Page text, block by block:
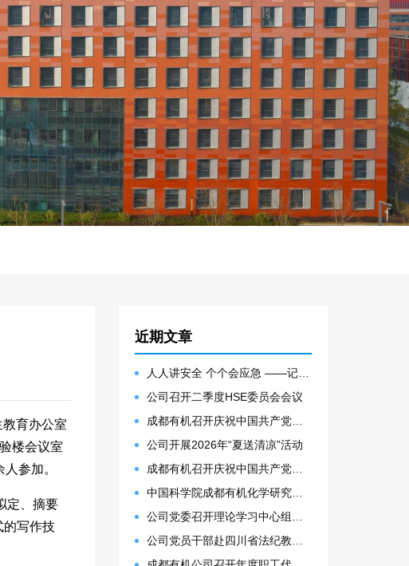
育办公室
楼会议室
参加。
定、摘要
的写作技
近期文章
人人讲安全 个个会应急 ——记大邑园区生产安全事故综合应急预案演练
公司召开二季度HSE委员会会议
成都有机召开庆祝中国共产党成立105周年表彰大会
公司开展2026年“夏送清凉”活动
成都有机召开庆祝中国共产党成立105周年表彰大会
中国科学院成都有机化学研究所 2027年接收推荐免试生(含直博生)招生简章
公司党委召开理论学习中心组（扩大）会议
公司党员干部赴四川省法纪教育基地开展警示教育活动